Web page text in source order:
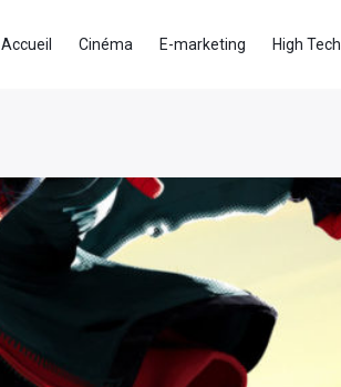
Accueil Cinéma E-marketing High Tech